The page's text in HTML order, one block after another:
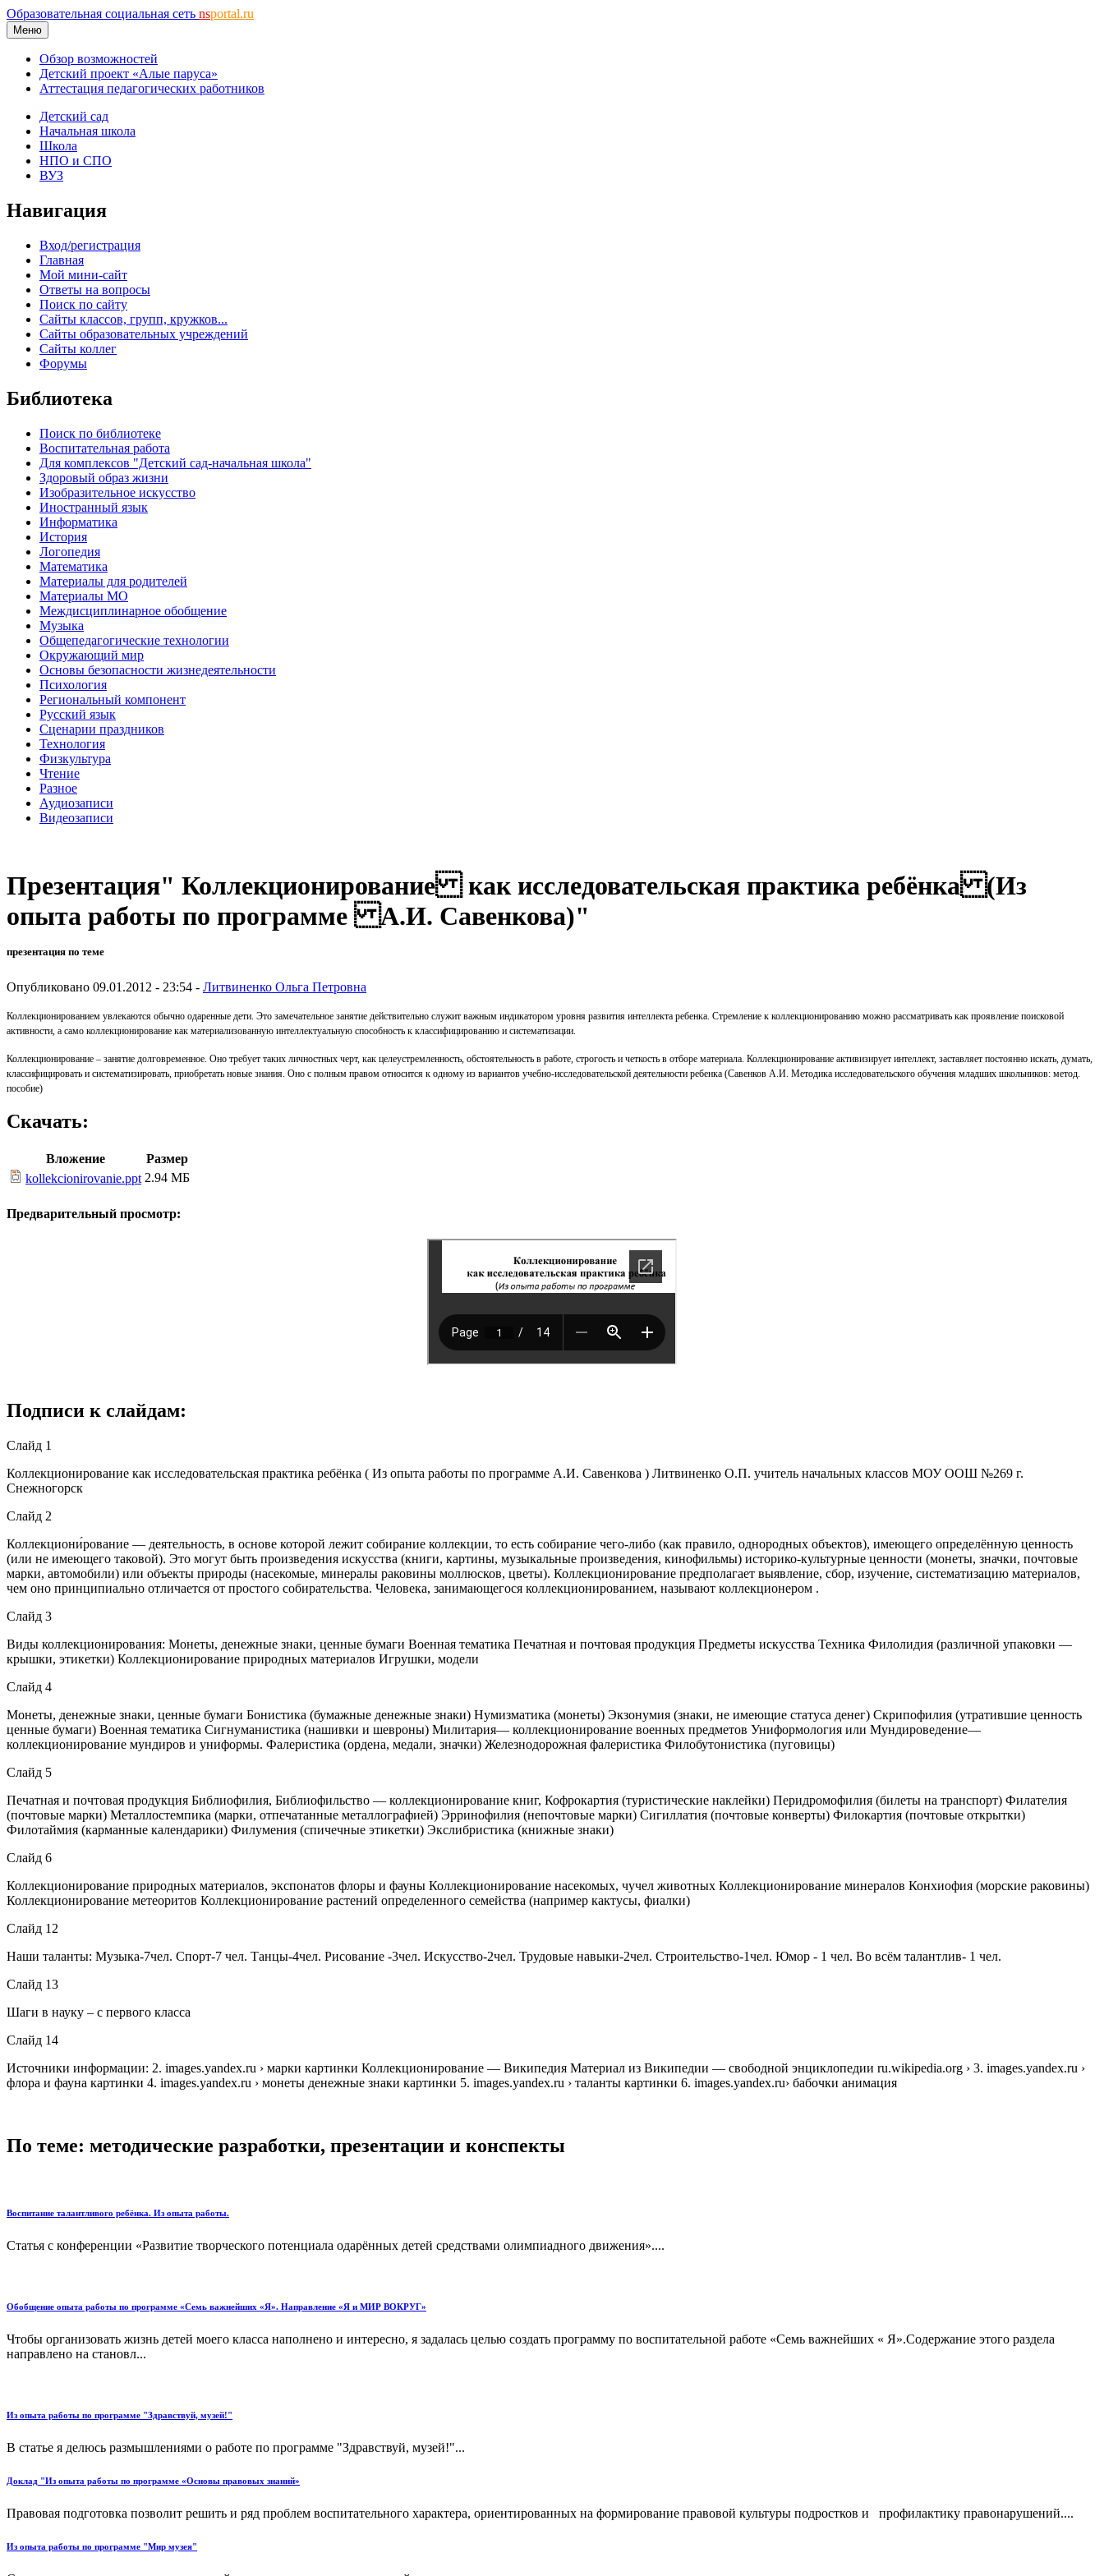
Образовательная социальная сеть nsportal.ru
Меню
Обзор возможностей
Детский проект «Алые паруса»
Аттестация педагогических работников
Детский сад
Начальная школа
Школа
НПО и СПО
ВУЗ
Навигация
Вход/регистрация
Главная
Мой мини-сайт
Ответы на вопросы
Поиск по сайту
Сайты классов, групп, кружков...
Сайты образовательных учреждений
Сайты коллег
Форумы
Библиотека
Поиск по библиотеке
Воспитательная работа
Для комплексов "Детский сад-начальная школа"
Здоровый образ жизни
Изобразительное искусство
Иностранный язык
Информатика
История
Логопедия
Математика
Материалы для родителей
Материалы МО
Междисциплинарное обобщение
Музыка
Общепедагогические технологии
Окружающий мир
Основы безопасности жизнедеятельности
Психология
Региональный компонент
Русский язык
Сценарии праздников
Технология
Физкультура
Чтение
Разное
Аудиозаписи
Видеозаписи
Презентация" Коллекционирование как исследовательская практика ребёнка (Из
опыта работы по программе А.И. Савенкова)"
презентация по теме
Опубликовано 09.01.2012 - 23:54 - Литвиненко Ольга Петровна
Коллекционированием увлекаются обычно одаренные дети. Это замечательное занятие действительно служит важным индикатором уровня развития интеллекта ребенка. Стремление к коллекционированию можно рассматривать как проявление поисковой
активности, а само коллекционирование как материализованную интеллектуальную способность к классифицированию и систематизации.
Коллекционирование – занятие долговременное. Оно требует таких личностных черт, как целеустремленность, обстоятельность в работе, строгость и четкость в отборе материала. Коллекционирование активизирует интеллект, заставляет постоянно искать, думать,
классифицировать и систематизировать, приобретать новые знания. Оно с полным правом относится к одному из вариантов учебно-исследовательской деятельности ребенка (Савенков А.И. Методика исследовательского обучения младших школьников: метод
пособие)
Скачать:
Вложение
Размер
kollekcionirovanie.ppt 2.94 МБ
Предварительный просмотр:
Подписи к слайдам:
Слайд 1
Коллекционирование как исследовательская практика ребёнка ( Из опыта работы по программе А.И. Савенкова ) Литвиненко О.П. учитель начальных классов МОУ ООШ №269 г.
Снежногорск
Слайд 2
Коллекциони́рование — деятельность, в основе которой лежит собирание коллекции, то есть собирание чего-либо (как правило, однородных объектов), имеющего определённую ценность
(или не имеющего таковой). Это могут быть произведения искусства (книги, картины, музыкальные произведения, кинофильмы) историко-культурные ценности (монеты, значки, почтовые
марки, автомобили) или объекты природы (насекомые, минералы раковины моллюсков, цветы). Коллекционирование предполагает выявление, сбор, изучение, систематизацию материалов,
чем оно принципиально отличается от простого собирательства. Человека, занимающегося коллекционированием, называют коллекционером .
Слайд 3
Виды коллекционирования: Монеты, денежные знаки, ценные бумаги Военная тематика Печатная и почтовая продукция Предметы искусства Техника Филолидия (различной упаковки —
крышки, этикетки) Коллекционирование природных материалов Игрушки, модели
Слайд 4
Монеты, денежные знаки, ценные бумаги Бонистика (бумажные денежные знаки) Нумизматика (монеты) Экзонумия (знаки, не имеющие статуса денег) Скрипофилия (утратившие ценность
ценные бумаги) Военная тематика Сигнуманистика (нашивки и шевроны) Милитария— коллекционирование военных предметов Униформология или Мундироведение—
коллекционирование мундиров и униформы. Фалеристика (ордена, медали, значки) Железнодорожная фалеристика Филобутонистика (пуговицы)
Слайд 5
Печатная и почтовая продукция Библиофилия, Библиофильство — коллекционирование книг, Кофрокартия (туристические наклейки) Перидромофилия (билеты на транспорт) Филателия
(почтовые марки) Металлостемпика (марки, отпечатанные металлографией) Эрринофилия (непочтовые марки) Сигиллатия (почтовые конверты) Филокартия (почтовые открытки)
Филотаймия (карманные календарики) Филумения (спичечные этикетки) Экслибристика (книжные знаки)
Слайд 6
Коллекционирование природных материалов, экспонатов флоры и фауны Коллекционирование насекомых, чучел животных Коллекционирование минералов Конхиофия (морские раковины)
Коллекционирование метеоритов Коллекционирование растений определенного семейства (например кактусы, фиалки)
Слайд 12
Наши таланты: Музыка-7чел. Спорт-7 чел. Танцы-4чел. Рисование -3чел. Искусство-2чел. Трудовые навыки-2чел. Строительство-1чел. Юмор - 1 чел. Во всём талантлив- 1 чел.
Слайд 13
Шаги в науку – с первого класса
Слайд 14
Источники информации: 2. images.yandex.ru › марки картинки Коллекционирование — Википедия Материал из Википедии — свободной энциклопедии ru.wikipedia.org › 3. images.yandex.ru ›
флора и фауна картинки 4. images.yandex.ru › монеты денежные знаки картинки 5. images.yandex.ru › таланты картинки 6. images.yandex.ru› бабочки анимация
По теме: методические разработки, презентации и конспекты
Воспитание талантливого ребёнка. Из опыта работы.
Статья с конференции «Развитие творческого потенциала одарённых детей средствами олимпиадного движения»....
Обобщение опыта работы по программе «Семь важнейших «Я». Направление «Я и МИР ВОКРУГ»
Чтобы организовать жизнь детей моего класса наполнено и интересно, я задалась целью создать программу по воспитательной работе «Семь важнейших « Я».Содержание этого раздела
направлено на становл...
Из опыта работы по программе "Здравствуй, музей!"
В статье я делюсь размышлениями о работе по программе "Здравствуй, музей!"...
Доклад "Из опыта работы по программе «Основы правовых знаний»
Правовая подготовка позволит решить и ряд проблем воспитательного характера, ориентированных на формирование правовой культуры подростков и профилактику правонарушений....
Из опыта работы по программе "Мир музея"